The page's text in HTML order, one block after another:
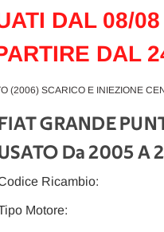
DAL 08/
DAL
(2006) SCARICO E INIEZIONE
FIAT GRANDE
Da 2005 A
Ricambio:
Motore: